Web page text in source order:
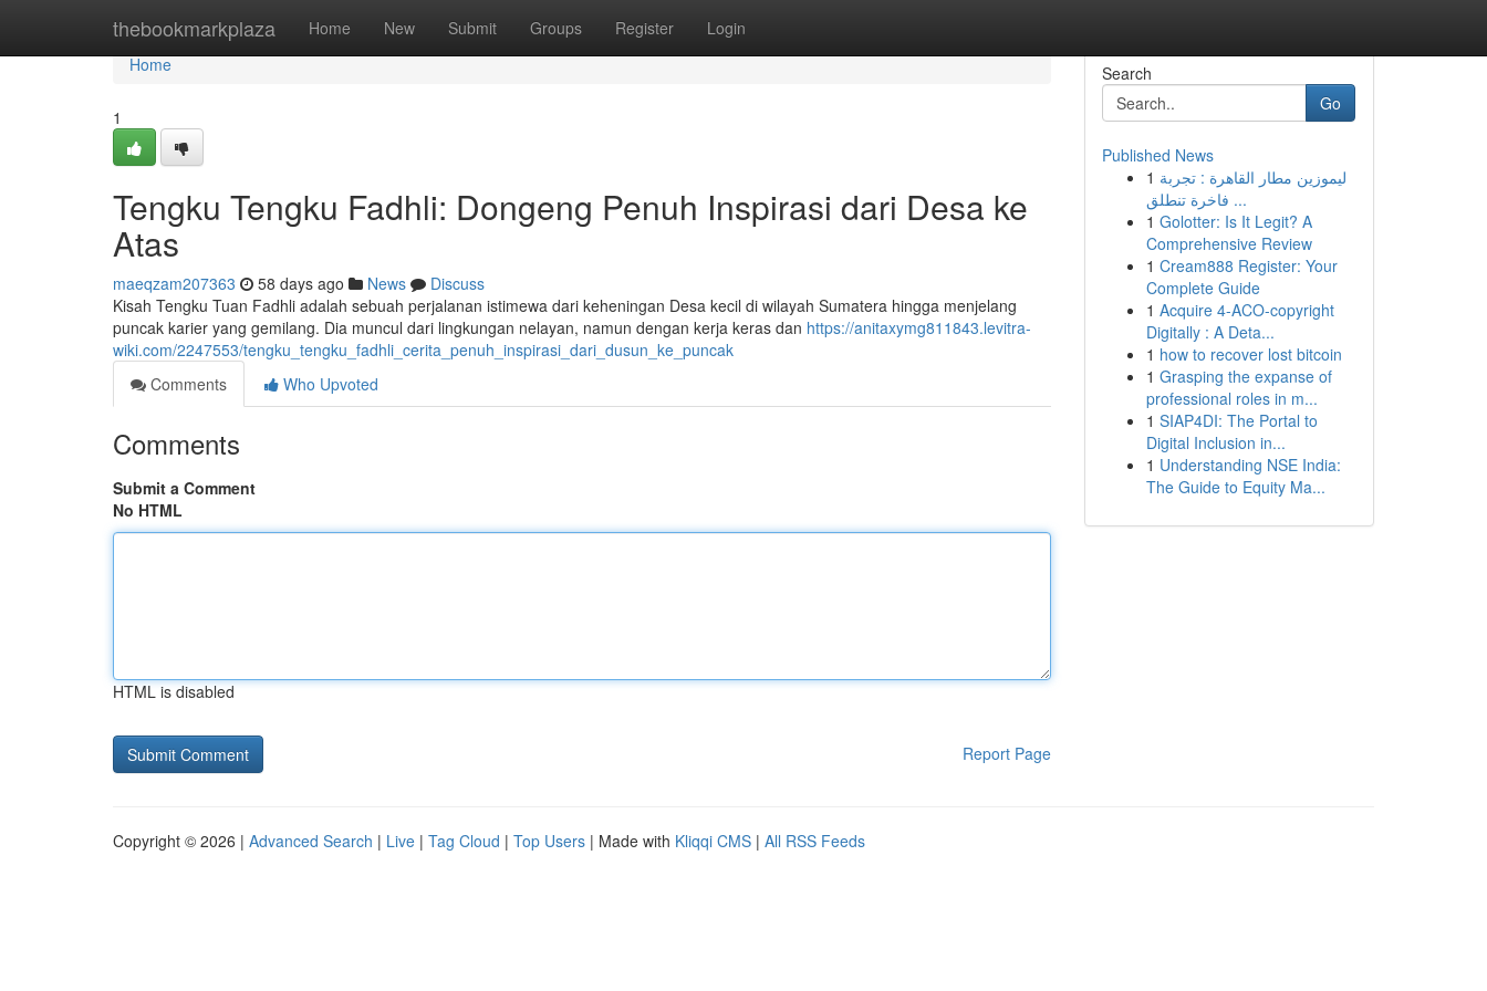
thebookmarkplaza Home New Submit Groups Register Login
Home
Home
1
Tengku Tengku Fadhli: Dongeng Penuh Inspirasi dari Desa ke
Atas
maeqzam207363 58 days ago News
Discuss
Kisah Tengku Tuan Fadhli adalah sebuah perjalanan istimewa dari keheningan Desa kecil di wilayah Sumatera hingga menjelang
puncak karier yang gemilang. Dia muncul dari lingkungan nelayan, namun dengan kerja keras dan https://anitaxymg811843.levitra-
wiki.com/2247553/tengku_tengku_fadhli_cerita_penuh_inspirasi_dari_dusun_ke_puncak
Comments
Who Upvoted
Comments
Submit a Comment
No HTML
HTML is disabled
Report Page
Search
Go
Published News
1 ليموزين مطار القاهرة : تجربة
فاخرة تنطلق ...
1 Golotter: Is It Legit? A
Comprehensive Review
1 Cream888 Register: Your
Complete Guide
1 Acquire 4-ACO-copyright
Digitally : A Deta...
1 how to recover lost bitcoin
1 Grasping the expanse of
professional roles in m...
1 SIAP4DI: The Portal to
Digital Inclusion in...
1 Understanding NSE India:
The Guide to Equity Ma...
Copyright © 2026 | Advanced Search | Live | Tag Cloud | Top Users | Made with Kliqqi CMS | All RSS Feeds